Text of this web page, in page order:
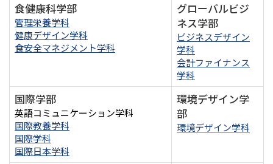
食健康科学部
管理栄養学科
健康デザイン学科
食安全マネジメント学科
グローバルビジ
ネス学部
ビジネスデザイン
学科
会計ファイナンス
学科
国際学部
英語コミュニケーション学科
国際教養学科
国際学科
国際日本学科
環境デザイン学
部
環境デザイン学科